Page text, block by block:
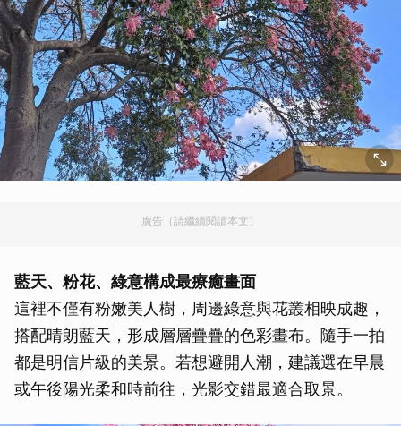
廣告（請繼續閱讀本文）
藍天、粉花、綠意構成最療癒畫面
這裡不僅有粉嫩美人樹，周邊綠意與花叢相映成趣，
搭配晴朗藍天，形成層層疊疊的色彩畫布。隨手一拍
都是明信片級的美景。若想避開人潮，建議選在早晨
或午後陽光柔和時前往，光影交錯最適合取景。